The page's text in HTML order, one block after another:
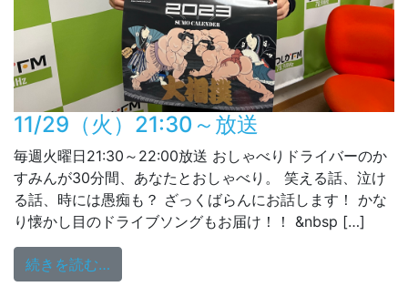
11/29（火）21:30～放送
毎週火曜日21:30～22:00放送 おしゃべりドライバーのか
すみんが30分間、あなたとおしゃべり。 笑える話、泣け
る話、時には愚痴も？ ざっくばらんにお話します！ かな
り懐かし目のドライブソングもお届け！！ &nbsp […]
続きを読む…